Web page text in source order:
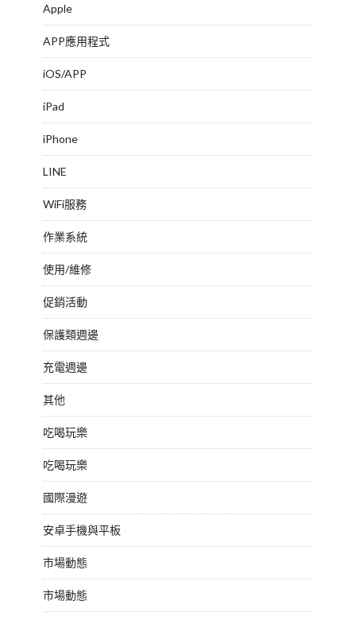
Apple
APP應用程式
iOS/APP
iPad
iPhone
LINE
WiFi服務
作業系統
使用/維修
促銷活動
保護類週邊
充電週邊
其他
吃喝玩樂
吃喝玩樂
國際漫遊
安卓手機與平板
市場動態
市場動態